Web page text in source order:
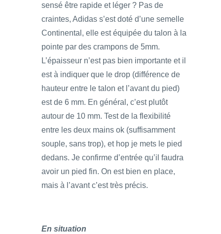
sensé être rapide et léger ? Pas de
craintes, Adidas s’est doté d’une semelle
Continental, elle est équipée du talon à la
pointe par des crampons de 5mm.
L’épaisseur n’est pas bien importante et il
est à indiquer que le drop (différence de
hauteur entre le talon et l’avant du pied)
est de 6 mm. En général, c’est plutôt
autour de 10 mm. Test de la flexibilité
entre les deux mains ok (suffisamment
souple, sans trop), et hop je mets le pied
dedans. Je confirme d’entrée qu’il faudra
avoir un pied fin. On est bien en place,
mais à l’avant c’est très précis.
En situation